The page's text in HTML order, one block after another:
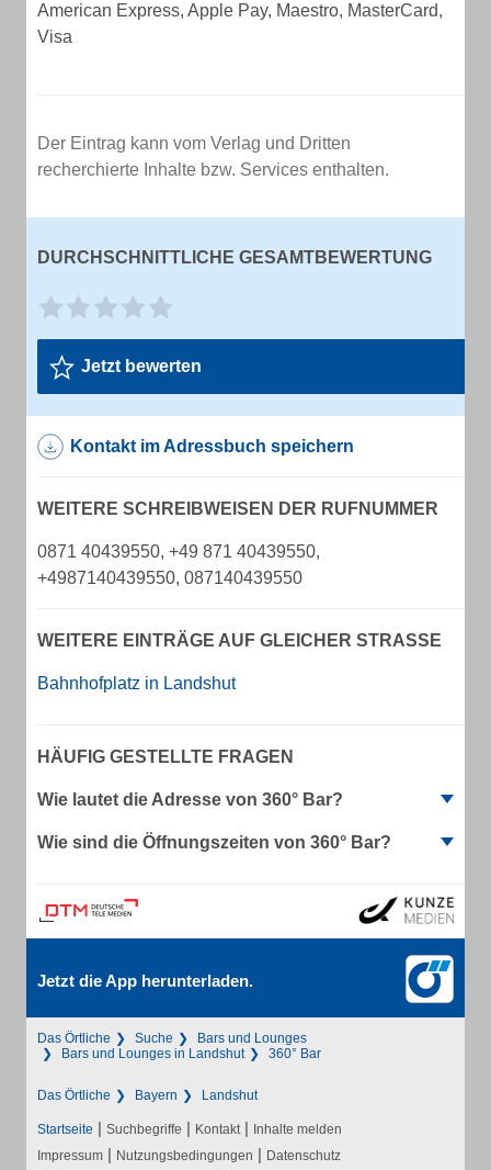
American Express, Apple Pay, Maestro, MasterCard,
Visa
Der Eintrag kann vom Verlag und Dritten
recherchierte Inhalte bzw. Services enthalten.
DURCHSCHNITTLICHE GESAMTBEWERTUNG
Jetzt bewerten
Kontakt im Adressbuch speichern
WEITERE SCHREIBWEISEN DER RUFNUMMER
0871 40439550, +49 871 40439550,
+4987140439550, 087140439550
WEITERE EINTRÄGE AUF GLEICHER STRASSE
Bahnhofplatz in Landshut
HÄUFIG GESTELLTE FRAGEN
Wie lautet die Adresse von 360° Bar?
Wie sind die Öffnungszeiten von 360° Bar?
Jetzt die App herunterladen.
Das Örtliche Suche
Bars und Lounges
Bars und Lounges in Landshut
360° Bar
Das Örtliche Bayern Landshut
Startseite | Suchbegriffe | Kontakt | Inhalte melden
Impressum | Nutzungsbedingungen | Datenschutz